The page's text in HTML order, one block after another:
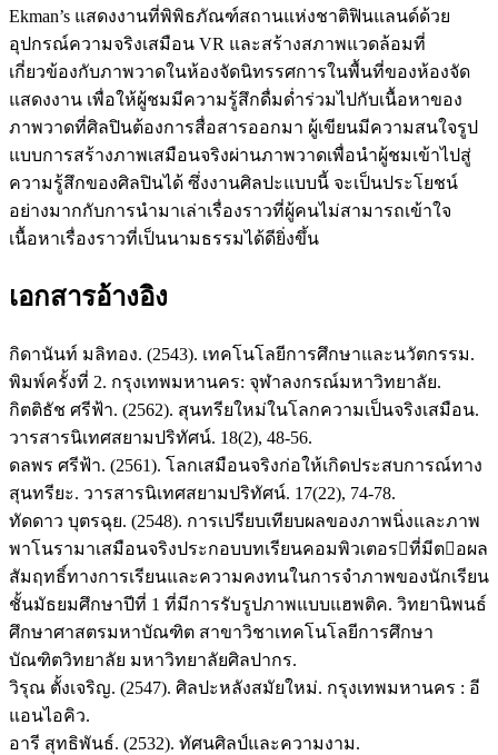
Ekman’s แสดงงานที่พิพิธภัณฑ์สถานแห่งชาติฟินแลนด์ด้วย
อุปกรณ์ความจริงเสมือน VR และสร้างสภาพแวดล้อมที่
เกี่ยวข้องกับภาพวาดในห้องจัดนิทรรศการในพื้นที่ของห้องจัด
แสดงงาน เพื่อให้ผู้ชมมีความรู้สึกดื่มด่ำร่วมไปกับเนื้อหาของ
ภาพวาดที่ศิลปินต้องการสื่อสารออกมา ผู้เขียนมีความสนใจรูป
แบบการสร้างภาพเสมือนจริงผ่านภาพวาดเพื่อนำผู้ชมเข้าไปสู่
ความรู้สึกของศิลปินได้ ซึ่งงานศิลปะแบบนี้ จะเป็นประโยชน์
อย่างมากกับการนำมาเล่าเรื่องราวที่ผู้คนไม่สามารถเข้าใจ
เนื้อหาเรื่องราวที่เป็นนามธรรมได้ดียิ่งขึ้น
เอกสารอ้างอิง
กิดานันท์ มลิทอง. (2543). เทคโนโลยีการศึกษาและนวัตกรรม.
พิมพ์ครั้งที่ 2. กรุงเทพมหานคร: จุฬาลงกรณ์มหาวิทยาลัย.
กิตติธัช ศรีฟ้า. (2562). สุนทรียใหม่ในโลกความเป็นจริงเสมือน.
วารสารนิเทศสยามปริทัศน์. 18(2), 48-56.
ดลพร ศรีฟ้า. (2561). โลกเสมือนจริงก่อให้เกิดประสบการณ์ทาง
สุนทรียะ. วารสารนิเทศสยามปริทัศน์. 17(22), 74-78.
ทัดดาว บุตรฉุย. (2548). การเปรียบเทียบผลของภาพนิ่งและภาพ
พาโนรามาเสมือนจริงประกอบบทเรียนคอมพิวเตอรที่มีตอผล
สัมฤทธิ์ทางการเรียนและความคงทนในการจำภาพของนักเรียน
ชั้นมัธยมศึกษาปีที่ 1 ที่มีการรับรูปภาพแบบแฮพติค. วิทยานิพนธ์
ศึกษาศาสตรมหาบัณฑิต สาขาวิชาเทคโนโลยีการศึกษา
บัณฑิตวิทยาลัย มหาวิทยาลัยศิลปากร.
วิรุณ ตั้งเจริญ. (2547). ศิลปะหลังสมัยใหม่. กรุงเทพมหานคร : อี
แอนไอคิว.
อารี สุทธิพันธ์. (2532). ทัศนศิลป์และความงาม.